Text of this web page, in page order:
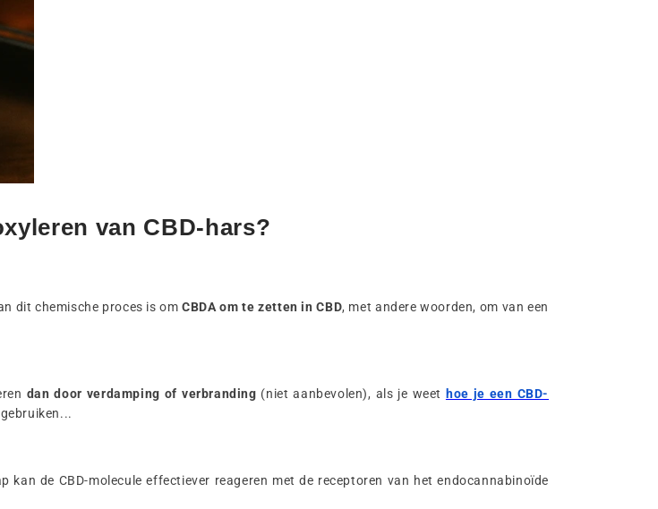
van CBD-hars?
dit chemische proces is om CBDA om te zetten in CBD, met andere woorden, om van een
dan door verdamping of verbranding (niet aanbevolen), als je weet hoe je een CBD-
kan de CBD-molecule effectiever reageren met de receptoren van het endocannabinoïde